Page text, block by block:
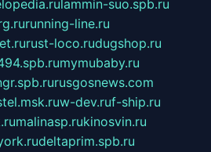
lammin-suo.spb.ru
running-line.ru
rust-loco.rudugshop.ru
mymubaby.ru
rusgosnews.com
w-dev.ruf-ship.ru
malinasp.rukinosvin.ru
deltaprim.spb.ru